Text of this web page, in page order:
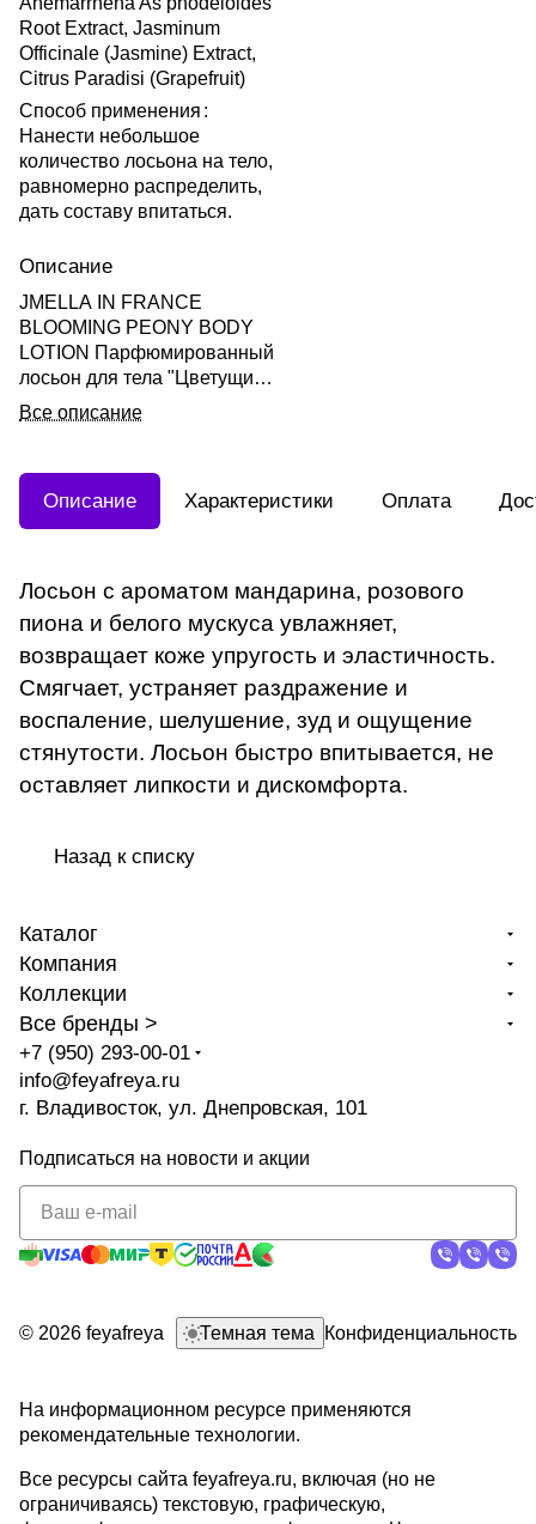
Root Extract, Jasminum
Officinale (Jasmine) Extract,
Citrus Paradisi (Grapefruit)
Способ применения :
Нанести небольшое
количество лосьона на тело,
равномерно распределить,
дать составу впитаться.
Описание
JMELLA IN FRANCE
BLOOMING PEONY BODY
LOTION Парфюмированный
лосьон для тела "Цветущий
пион" 500мл
Все описание
Описание Характеристики Оплата
Лосьон с ароматом мандарина, розового
пиона и белого мускуса увлажняет,
возвращает коже упругость и эластичность.
Смягчает, устраняет раздражение и
воспаление, шелушение, зуд и ощущение
стянутости. Лосьон быстро впитывается, не
оставляет липкости и дискомфорта.
Назад к списку
Каталог
Компания
Коллекции
Все бренды >
+7 (950) 293-00-01
info@feyafreya.ru
г. Владивосток, ул. Днепровская, 101
Подписаться на новости и акции
© 2026 feyafreya Темная тема Конфиденциальность
На информационном ресурсе применяются
рекомендательные технологии.
Все ресурсы сайта feyafreya.ru, включая (но не
ограничиваясь) текстовую, графическую,